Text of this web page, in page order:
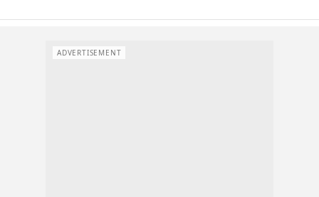
ADVERTISEMENT